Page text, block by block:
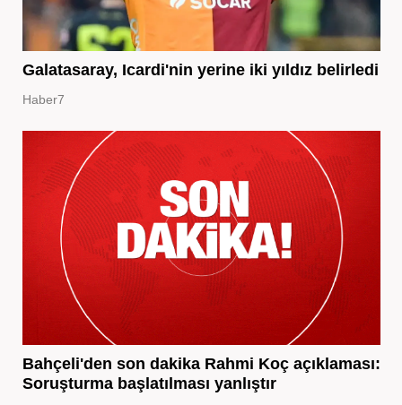
Galatasaray, Icardi'nin yerine iki yıldız belirledi
Haber7
Bahçeli'den son dakika Rahmi Koç açıklaması:
Soruşturma başlatılması yanlıştır